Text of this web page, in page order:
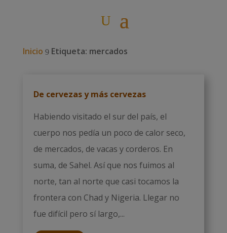
Inicio 9 Etiqueta: mercados
De cervezas y más cervezas
Habiendo visitado el sur del país, el
cuerpo nos pedía un poco de calor seco,
de mercados, de vacas y corderos. En
suma, de Sahel. Así que nos fuimos al
norte, tan al norte que casi tocamos la
frontera con Chad y Nigeria. Llegar no
fue difícil pero sí largo,...